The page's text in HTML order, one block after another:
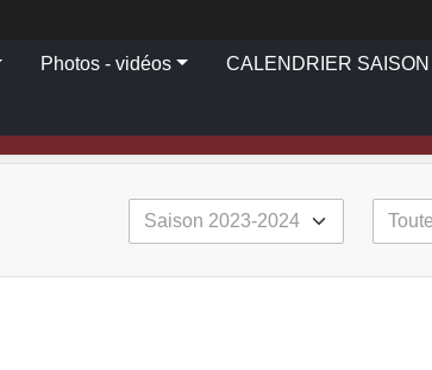
Photos - vidéos CALENDRIER SAISON